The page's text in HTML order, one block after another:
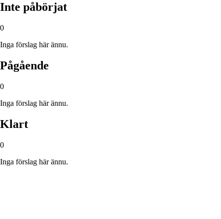
Inte påbörjat
0
Inga förslag här ännu.
Pågående
0
Inga förslag här ännu.
Klart
0
Inga förslag här ännu.